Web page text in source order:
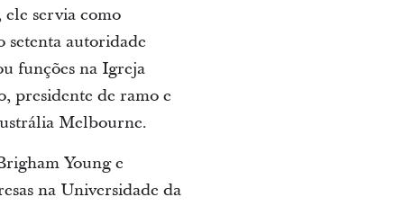
ele servia como
setenta autoridade
funções na Igreja
presidente de ramo e
Melbourne.
Young e
na Universidade da